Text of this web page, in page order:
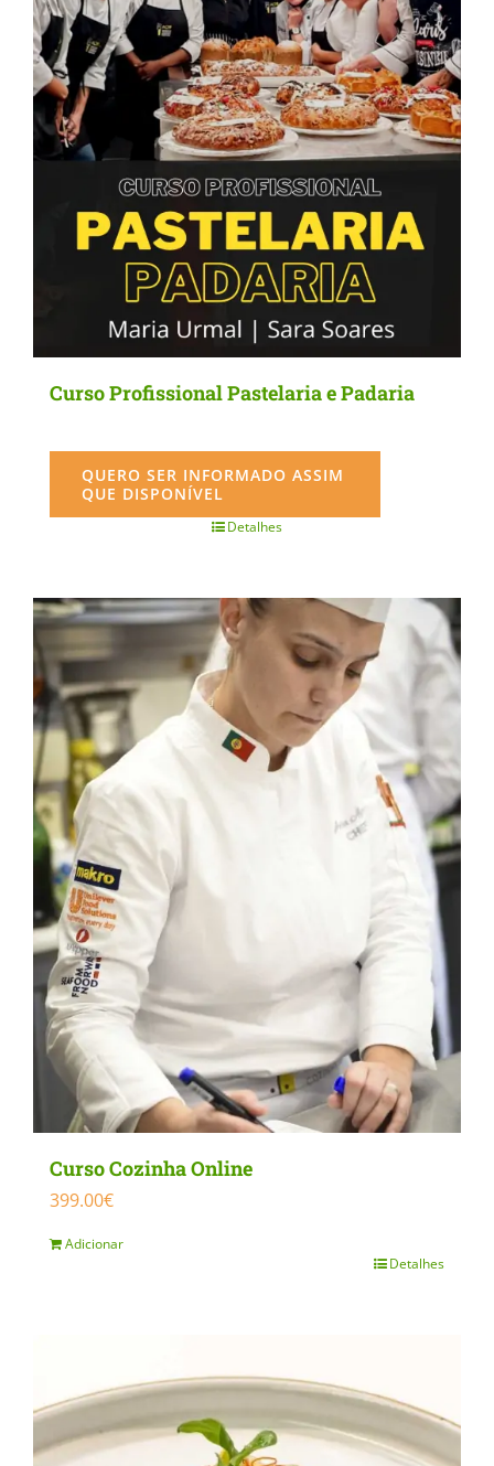
may
be
chosen
on
the
page
Curso Profissional Pastelaria e Padaria
QUERO SER INFORMADO ASSIM
QUE DISPONÍVEL
Detalhes
Curso Cozinha Online
399.00€
Adicionar
Detalhes